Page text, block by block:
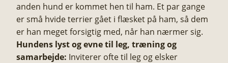
anden hund er kommet hen til ham. Et par gange
er små hvide terrier gået i flæsket på ham, så dem
er han meget forsigtig med, når han nærmer sig.
Hundens lyst og evne til leg, træning og
samarbejde: Inviterer ofte til leg og elsker